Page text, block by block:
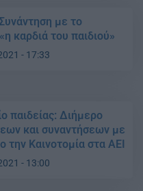
με το
καρδιά του παιδιού»
- 17:33
παιδείας: Διήμερο
και συναντήσεων με
την Καινοτομία στα ΑΕΙ
- 13:00